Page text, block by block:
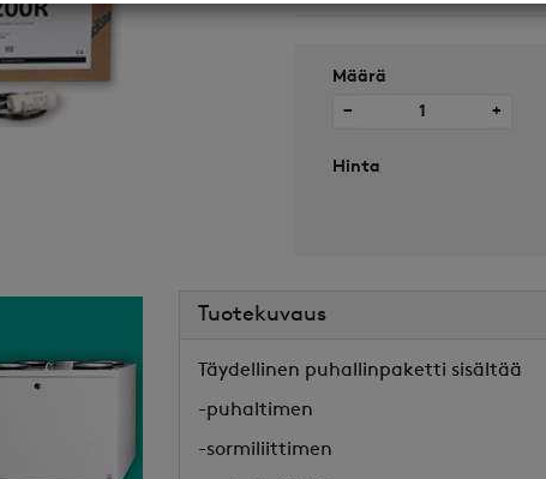
Määrä
− +
Hinta
Tuotekuvaus
Täydellinen puhallinpaketti sisältää
-puhaltimen
-sormiliittimen